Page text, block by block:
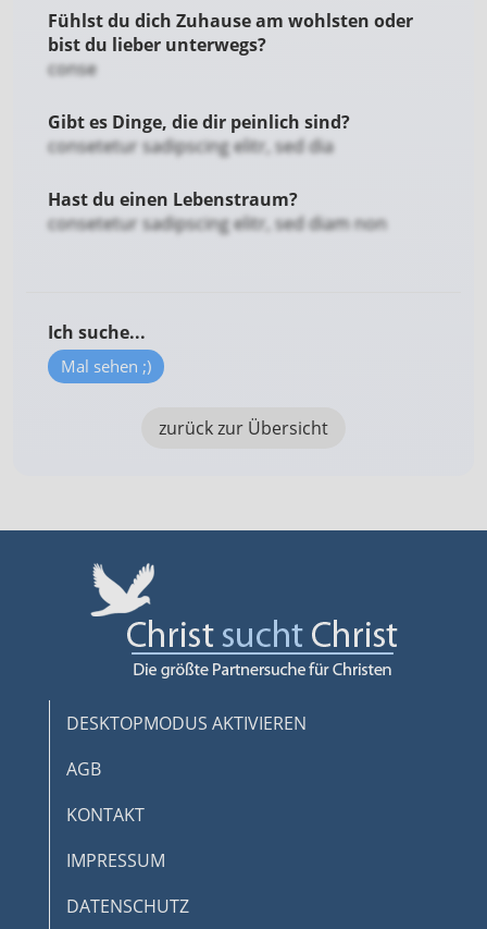
Fühlst du dich Zuhause am wohlsten oder
bist du lieber unterwegs?
conse
Gibt es Dinge, die dir peinlich sind?
consetetur sadipscing elitr, sed dia
Hast du einen Lebenstraum?
consetetur sadipscing elitr, sed diam non
Ich suche...
Mal sehen ;)
zurück zur Übersicht
DESKTOPMODUS AKTIVIEREN
AGB
KONTAKT
IMPRESSUM
DATENSCHUTZ